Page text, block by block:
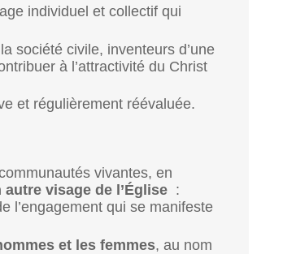
individuel et collectif qui
société civile, inventeurs d’une
à l’attractivité du Christ
et régulièrement réévaluée.
vivantes, en
visage de l’Église :
l’engagement qui se manifeste
et les femmes, au nom